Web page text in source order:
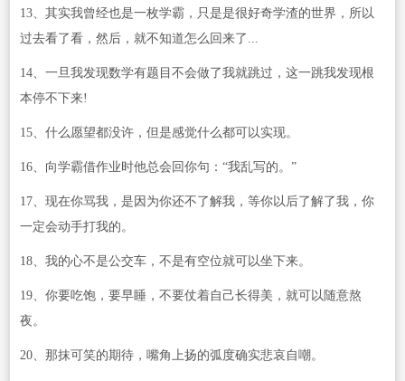
13、其实我曾经也是一枚学霸，只是是很好奇学渣的世界，所以
过去看了看，然后，就不知道怎么回来了...
14、一旦我发现数学有题目不会做了我就跳过，这一跳我发现根
本停不下来!
15、什么愿望都没许，但是感觉什么都可以实现。
16、向学霸借作业时他总会回你句：“我乱写的。”
17、现在你骂我，是因为你还不了解我，等你以后了解了我，你
一定会动手打我的。
18、我的心不是公交车，不是有空位就可以坐下来。
19、你要吃饱，要早睡，不要仗着自己长得美，就可以随意熬
夜。
20、那抹可笑的期待，嘴角上扬的弧度确实悲哀自嘲。